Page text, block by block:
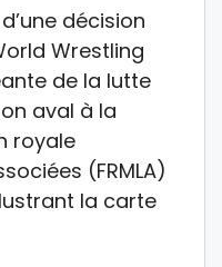
décision
Wrestling
de la lutte
aval à la
royale
(FRMLA)
la carte